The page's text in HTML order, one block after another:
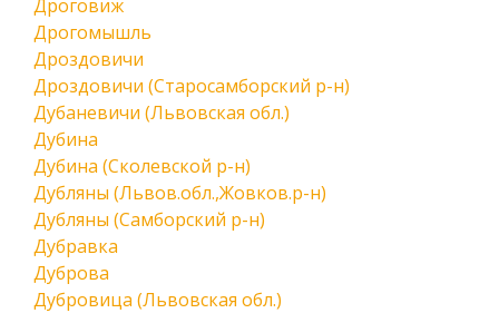
Дроговиж
Дрогомышль
Дроздовичи
Дроздовичи (Старосамборский р-н)
Дубаневичи (Львовская обл.)
Дубина
Дубина (Сколевской р-н)
Дубляны (Львов.обл.,Жовков.р-н)
Дубляны (Самборский р-н)
Дубравка
Дуброва
Дубровица (Львовская обл.)